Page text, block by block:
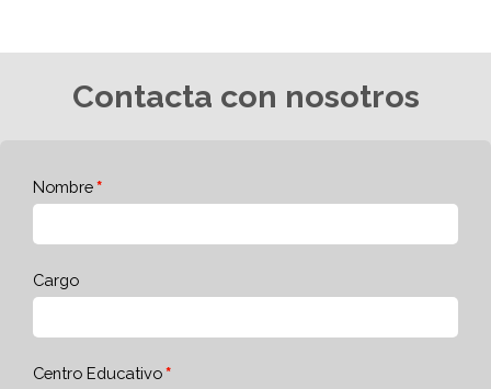
Contacta con nosotros
Nombre
Cargo
Centro Educativo